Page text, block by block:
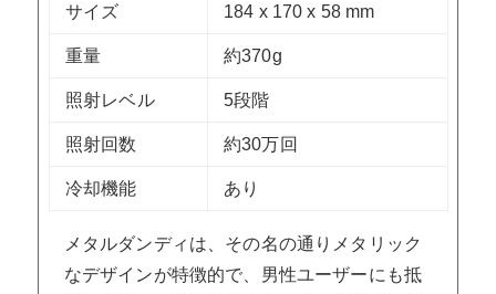
サイズ 184 x 170 x 58 mm
重量 約370g
照射レベル 5段階
照射回数 約30万回
冷却機能 あり
メタルダンディは、その名の通りメタリック
なデザインが特徴的で、男性ユーザーにも抵